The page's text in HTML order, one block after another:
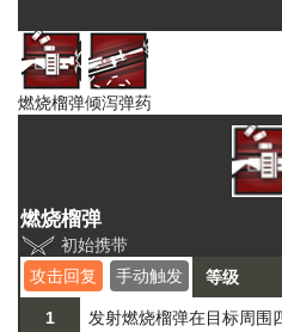
燃烧榴弹倾泻弹药
燃烧榴弹
初始携带
攻击回复
手动触发 等级
1 发射燃烧榴弹在目标周围